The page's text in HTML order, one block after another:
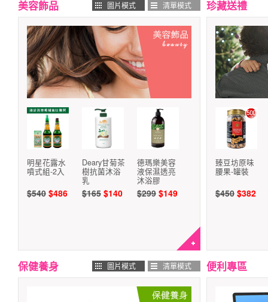
美容飾品 圖片模式 清單模式
明星花露水
噴式組-2入
$540 $486
Deary甘菊茶
樹抗菌沐浴
乳
$165 $140
德瑪樂美容
液保濕透亮
沐浴膠
$299 $149
珍藏送禮
臻豆坊原味
腰果-罐裝
$450 $382
保健養身 圖片模式 清單模式 便利專區